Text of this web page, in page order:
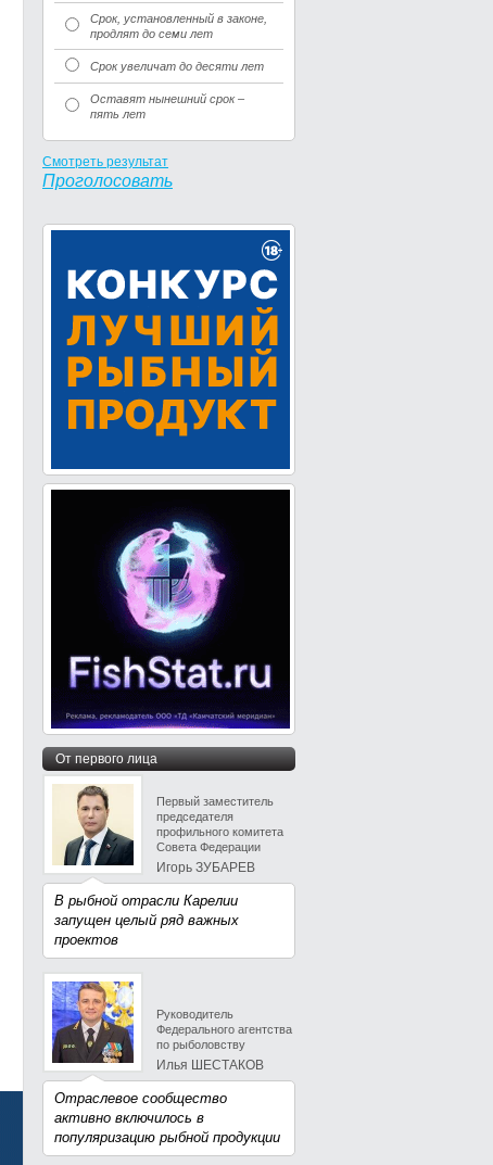
Срок, установленный в законе,
продлят до семи лет
Срок увеличат до десяти лет
Оставят нынешний срок –
пять лет
Смотреть результат
Проголосовать
От первого лица
Первый заместитель
председателя
профильного комитета
Совета Федерации
Игорь ЗУБАРЕВ
В рыбной отрасли Карелии
запущен целый ряд важных
проектов
Руководитель
Федерального агентства
по рыболовству
Илья ШЕСТАКОВ
Отраслевое сообщество
активно включилось в
популяризацию рыбной продукции